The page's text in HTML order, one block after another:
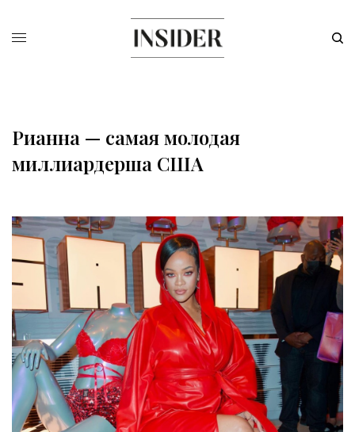
Рианна — самая молодая
миллиардерша США